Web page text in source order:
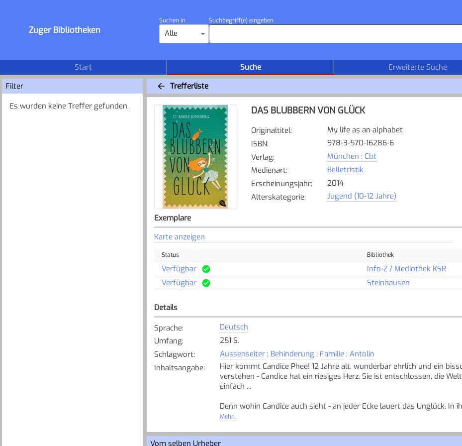
Zuger Bibliotheken
Suchen in
Alle
Suchbegriff(e) eingeben
Start Suche Erweiterte Suche
Filter
Es wurden keine Treffer gefunden.
Trefferliste
DAS BLUBBERN VON GLÜCK
Originaltitel:
My life as an alphabet
ISBN:
978-3-570-16286-6
Verlag:
München : Cbt
Medienart:
Belletristik
Erscheinungsjahr:
2014
Alterskategorie: Jugend (10-12 Jahre)
Exemplare
Karte anzeigen
Status Bibliothek
Verfügbar
Info-Z / Mediothek KSR
Verfügbar
Steinhausen
Details
Sprache:
Deutsch
Umfang:
251 S.
Schlagwort: Aussenseiter; Behinderung; Familie; Antolin
Inhaltsangabe:
Hier kommt Candice Phee! 12 Jahre alt, wunderbar ehrlich und ein
verstehen - Candice hat ein riesiges Herz. Sie ist entschlossen, die
einfach ...
Denn wohin Candice auch sieht - an jeder Ecke lauert das Unglück.
sich neuerdings jeder in seinem eigenen Leid ein. Ihr superkluger
Mehr...
Vom selben Urheber